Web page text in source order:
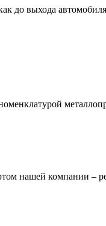
до выхода
нашей компании –